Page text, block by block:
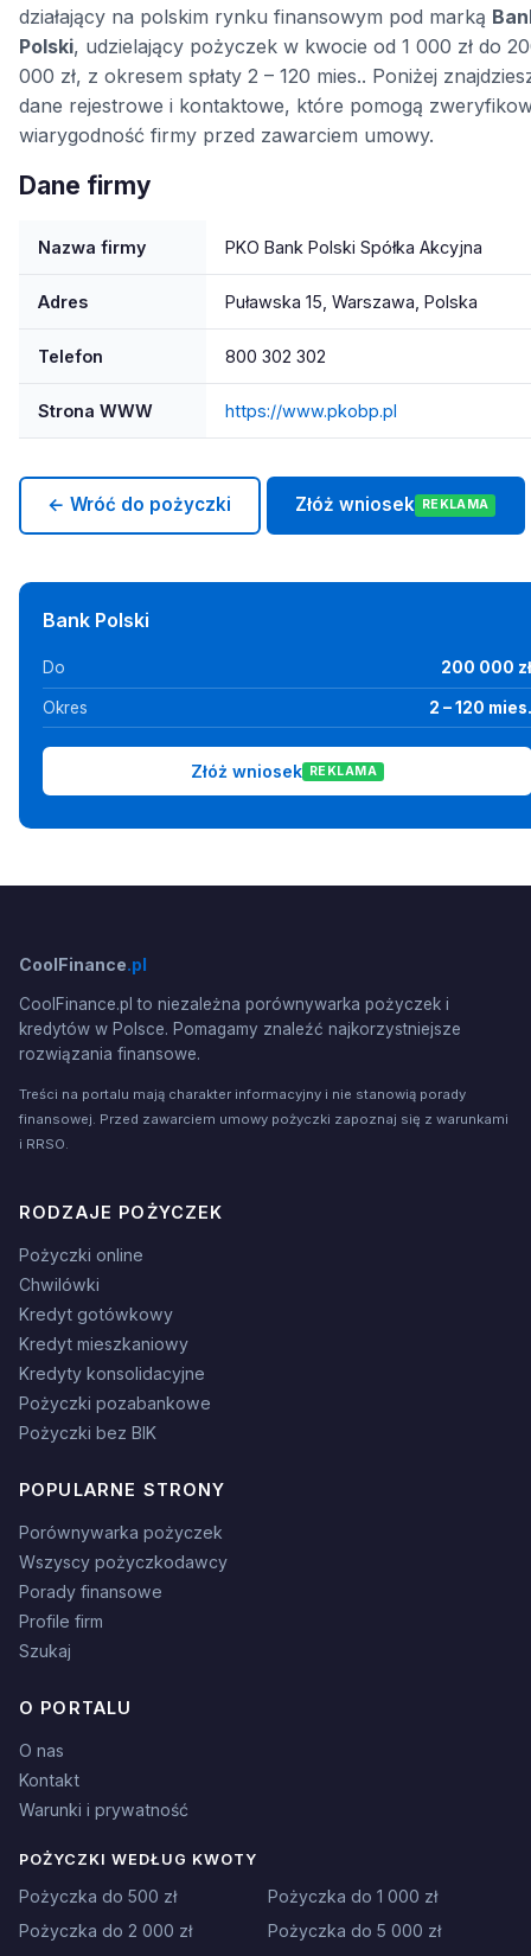
działający na polskim rynku finansowym pod marką
Polski, udzielający pożyczek w kwocie od 1 000 zł do
000 zł, z okresem spłaty 2 – 120 mies.. Poniżej
dane rejestrowe i kontaktowe, które pomogą
wiarygodność firmy przed zawarciem umowy.
Dane firmy
Nazwa firmy PKO Bank Polski Spółka Akcyjna
Adres Puławska 15, Warszawa, Polska
Telefon 800 302 302
Strona WWW https://www.pkobp.pl
← Wróć do pożyczki Złóż wniosek REKLAMA
Bank Polski
Do 200 000 zł
Okres 2 – 120 mies.
Złóż wniosek REKLAMA
CoolFinance.pl
CoolFinance.pl to niezależna porównywarka pożyczek i
kredytów w Polsce. Pomagamy znaleźć najkorzystniejsze
rozwiązania finansowe.
Treści na portalu mają charakter informacyjny i nie stanowią porady
finansowej. Przed zawarciem umowy pożyczki zapoznaj się z warunkami
i RRSO.
RODZAJE POŻYCZEK
Pożyczki online
Chwilówki
Kredyt gotówkowy
Kredyt mieszkaniowy
Kredyty konsolidacyjne
Pożyczki pozabankowe
Pożyczki bez BIK
POPULARNE STRONY
Porównywarka pożyczek
Wszyscy pożyczkodawcy
Porady finansowe
Profile firm
Szukaj
O PORTALU
O nas
Kontakt
Warunki i prywatność
POŻYCZKI WEDŁUG KWOTY
Pożyczka do 500 zł
Pożyczka do 1 000 zł
Pożyczka do 2 000 zł
Pożyczka do 5 000 zł